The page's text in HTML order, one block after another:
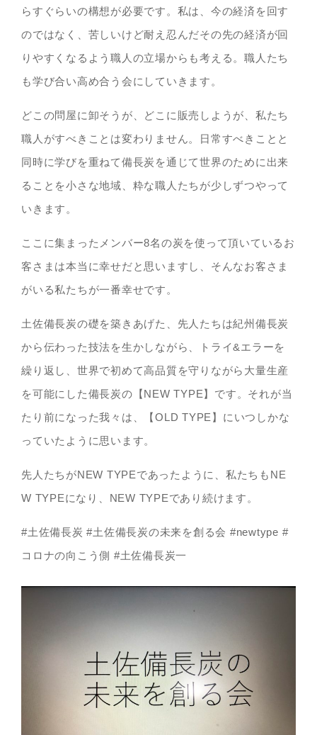
らすぐらいの構想が必要です。私は、今の経済を回す
のではなく、苦しいけど耐え忍んだその先の経済が回
りやすくなるよう職人の立場からも考える。職人たち
も学び合い高め合う会にしていきます。
どこの問屋に卸そうが、どこに販売しようが、私たち
職人がすべきことは変わりません。日常すべきことと
同時に学びを重ねて備長炭を通じて世界のために出来
ることを小さな地域、粋な職人たちが少しずつやって
いきます。
ここに集まったメンバー8名の炭を使って頂いているお
客さまは本当に幸せだと思いますし、そんなお客さま
がいる私たちが一番幸せです。
土佐備長炭の礎を築きあげた、先人たちは紀州備長炭
から伝わった技法を生かしながら、トライ&エラーを
繰り返し、世界で初めて高品質を守りながら大量生産
を可能にした備長炭の【NEW TYPE】です。それが当
たり前になった我々は、【OLD TYPE】にいつしかな
っていたように思います。
先人たちがNEW TYPEであったように、私たちもNE
W TYPEになり、NEW TYPEであり続けます。
#土佐備長炭 #土佐備長炭の未来を創る会 #newtype #
コロナの向こう側 #土佐備長炭一